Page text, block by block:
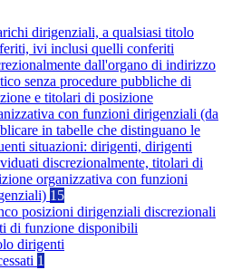
dirigenziali, a qualsiasi titolo
ivi inclusi quelli conferiti
dall'organo di indirizzo
senza procedure pubbliche di
e titolari di posizione
con funzioni dirigenziali (da
in tabelle che distinguano le
situazioni: dirigenti, dirigenti
discrezionalmente, titolari di
organizzativa con funzioni
15
posizioni dirigenziali discrezionali
di funzione disponibili
dirigenti
1